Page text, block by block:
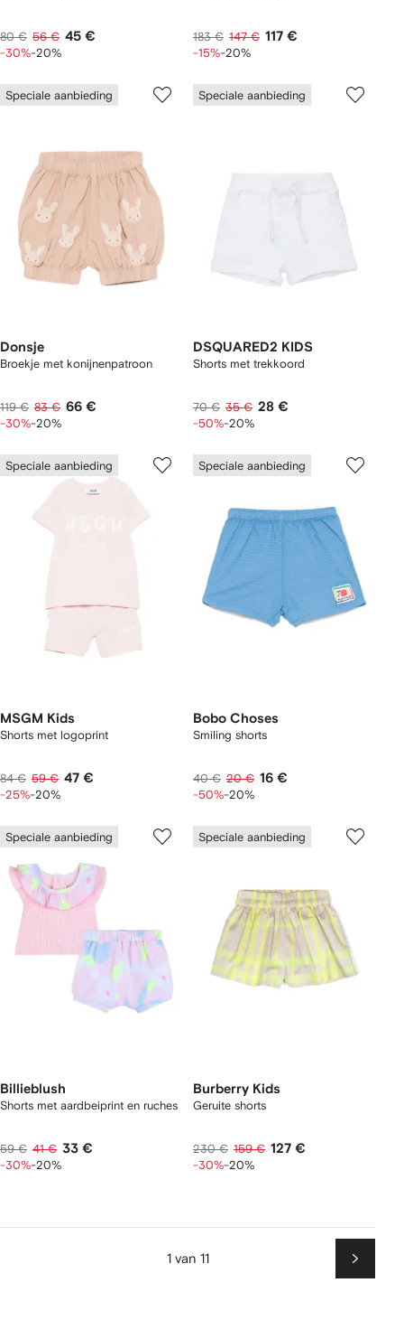
80 € 56 € 45 €
-30%-20%
183 € 147 € 117 €
-15%-20%
Speciale aanbieding
Donsje
Broekje met konijnenpatroon
119 € 83 € 66 €
-30%-20%
Speciale aanbieding
DSQUARED2 KIDS
Shorts met trekkoord
70 € 35 € 28 €
-50%-20%
Speciale aanbieding
MSGM Kids
Shorts met logoprint
84 € 59 € 47 €
-25%-20%
Speciale aanbieding
Bobo Choses
Smiling shorts
40 € 20 € 16 €
-50%-20%
Speciale aanbieding
Billieblush
Shorts met aardbeiprint en ruches
59 € 41 € 33 €
-30%-20%
Speciale aanbieding
Burberry Kids
Geruite shorts
230 € 159 € 127 €
-30%-20%
1 van 11